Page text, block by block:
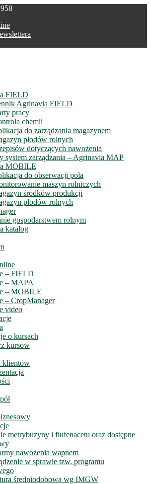
FIELD
Agrinavia FIELD
pracy
chemii
do zarządzania magazynem
płodów rolnych
dotyczących nawożenia
system zarządzania – Agrinavia MAP
MOBILE
do obserwacji pola
maszyn rolniczych
środków produkcji
płodów rolnych
gospodarstwem rolnym
katalog
– FIELD
– MAPA
– MOBILE
– CropManager
video
o kursach
kursow
klientów
metrybuzyny i flufenacetu oraz dostępne
nawożenia wapnem
w sprawie tzw. programu
średniodobowa wg IMGW